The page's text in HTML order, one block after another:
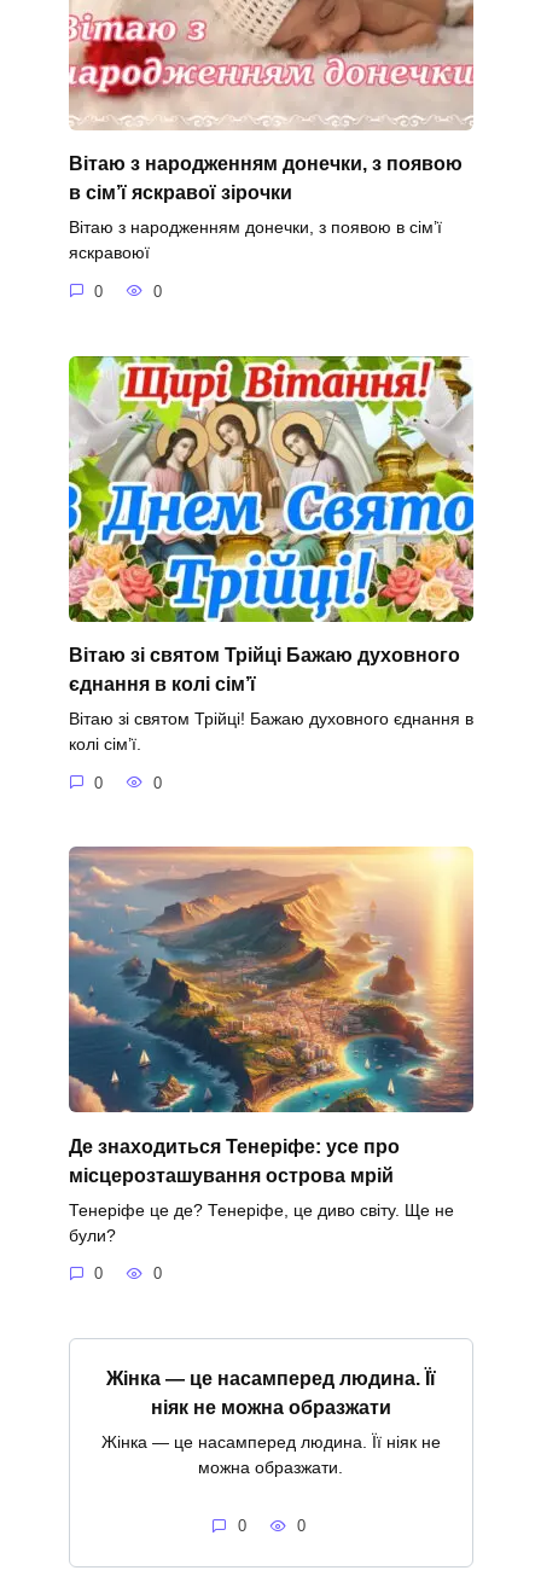
Вітаю з народженням донечки, з появою
в сім’ї яскравої зірочки
Вітаю з народженням донечки, з появою в сім’ї
яскравоюї
0 0
Вітаю зі святом Трійці Бажаю духовного
єднання в колі сім’ї
Вітаю зі святом Трійці! Бажаю духовного єднання в
колі сім’ї.
0 0
Де знаходиться Тенеріфе: усе про
місцерозташування острова мрій
Тенеріфе це де? Тенеріфе, це диво світу. Ще не
були?
0 0
Жінка — це насамперед людина. Її
ніяк не можна образжати
Жінка — це насамперед людина. Її ніяк не
можна образжати.
0 0